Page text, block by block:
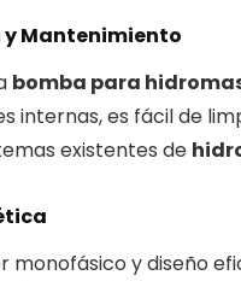
Mantenimiento
bomba para
internas, es fácil de
existentes de
monofásico y diseño